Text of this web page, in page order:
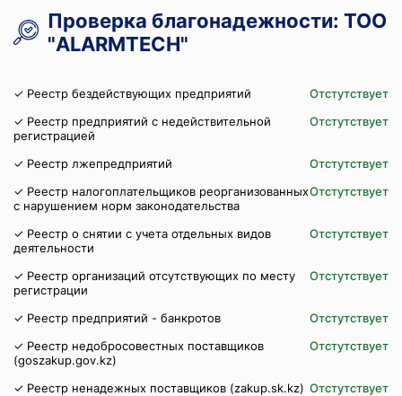
Проверка благонадежности: ТОО
"ALARMTECH"
✓ Реестр бездействующих предприятий
Отстутствует
✓ Реестр предприятий с недействительной
регистрацией
Отстутствует
✓ Реестр лжепредприятий
Отстутствует
✓ Реестр налогоплательщиков реорганизованных
с нарушением норм законодательства
Отстутствует
✓ Реестр о снятии с учета отдельных видов
деятельности
Отстутствует
✓ Реестр организаций отсутствующих по месту
регистрации
Отстутствует
✓ Реестр предприятий - банкротов
Отстутствует
✓ Реестр недобросовестных поставщиков
(goszakup.gov.kz)
Отстутствует
✓ Реестр ненадежных поставщиков (zakup.sk.kz) Отстутствует